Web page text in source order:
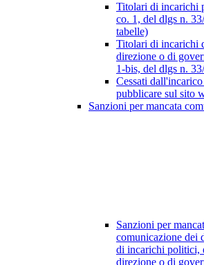
Titolari di incarichi
co. 1, del dlgs n.
tabelle)
Titolari di incarichi
direzione o di
1-bis, del dlgs n.
Cessati
pubblicare sul sito
Sanzioni per mancata
Sanzioni per
comunicazione dei
di incarichi politici,
direzione o di